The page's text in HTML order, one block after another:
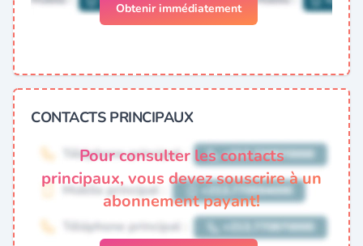
Obtenir immédiatement
CONTACTS PRINCIPAUX
Pour consulter les contacts
principaux, vous devez souscrire à un
abonnement payant!